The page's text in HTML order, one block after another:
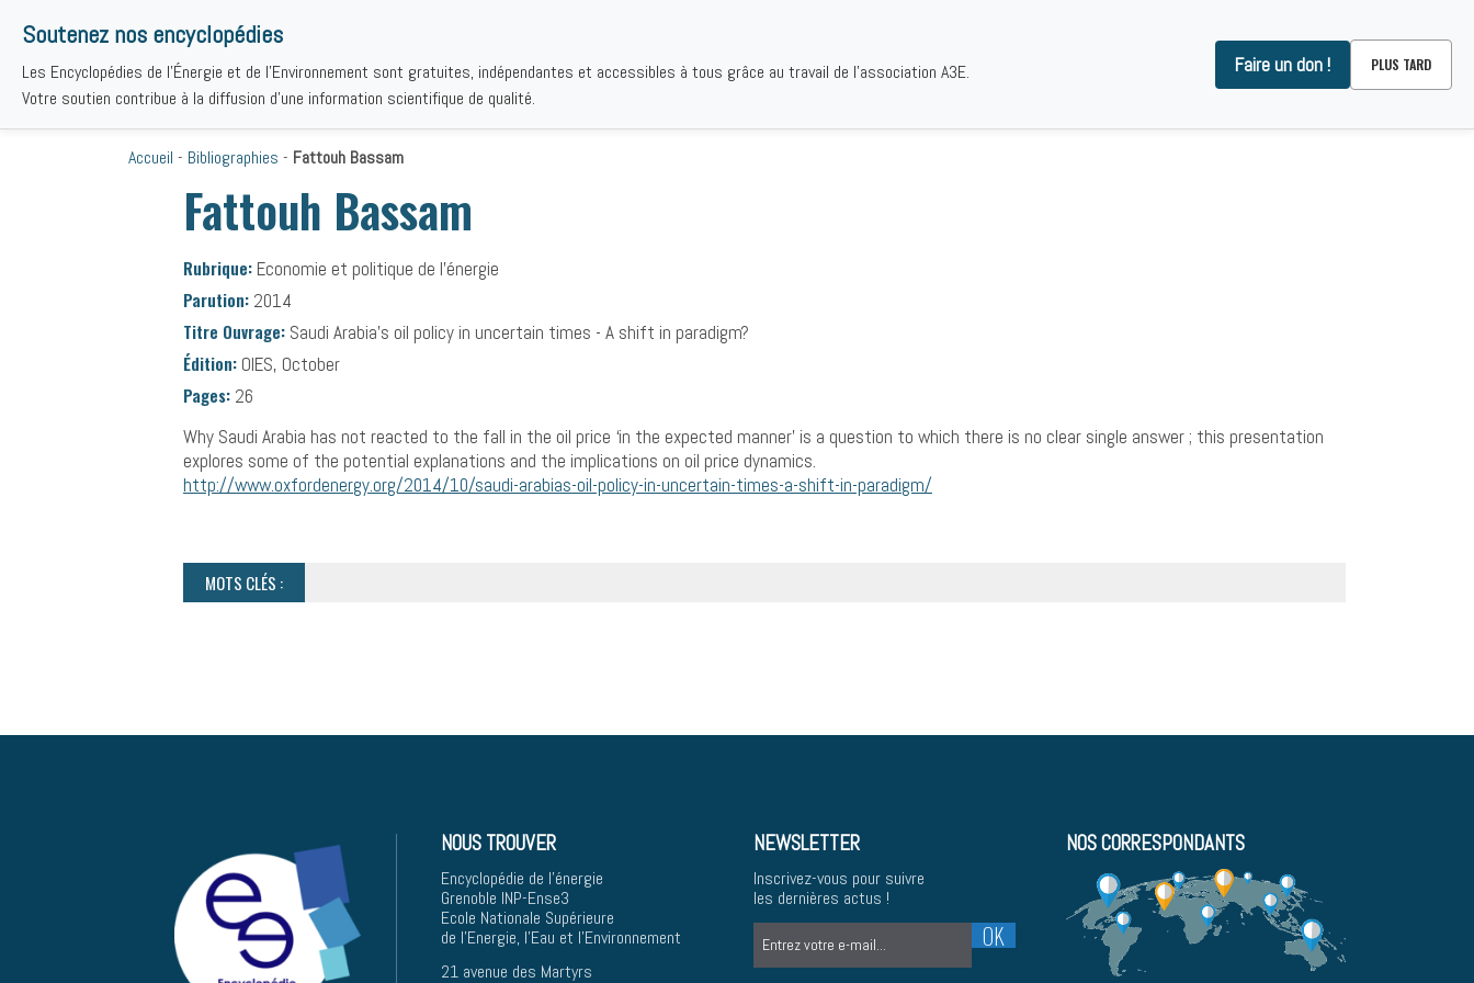
THÉMATIQUES AUTEURS INSTITUTIONS BIBLIOGRAPHIES QUI SOMMES-NOUS ?
Accueil - Bibliographies - Fattouh Bassam
Fattouh Bassam
Rubrique: Economie et politique de l’énergie
Parution: 2014
Titre Ouvrage: Saudi Arabia's oil policy in uncertain times - A shift in paradigm?
Édition: OIES, October
Pages: 26
Why Saudi Arabia has not reacted to the fall in the oil price ‘in the expected manner’ is a question to which there is no clear single answer ; this presentation
explores some of the potential explanations and the implications on oil price dynamics.
http://www.oxfordenergy.org/2014/10/saudi-arabias-oil-policy-in-uncertain-times-a-shift-in-paradigm/
MOTS CLÉS :
NOUS TROUVER
Encyclopédie de l'énergie
Grenoble INP-Ense3
Ecole Nationale Supérieure
de l'Energie, l'Eau et l'Environnement
21 avenue des Martyrs
NEWSLETTER
Inscrivez-vous pour suivre
les dernières actus !
NOS CORRESPONDANTS
Soutenez nos encyclopédies
Les Encyclopédies de l'Énergie et de l'Environnement sont gratuites, indépendantes et accessibles à tous grâce au travail de l'association A3E.
Votre soutien contribue à la diffusion d'une information scientifique de qualité.
Faire un don ! PLUS TARD